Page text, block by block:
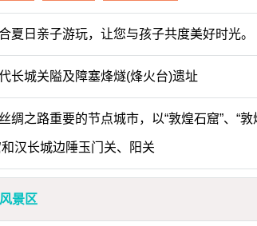
夏日亲子游玩，让您与孩子共度美好时光。
长城关隘及障塞烽燧(烽火台)遗址
绸之路重要的节点城市，以“敦煌石窟”、“
汉长城边陲玉门关、阳关
风景区